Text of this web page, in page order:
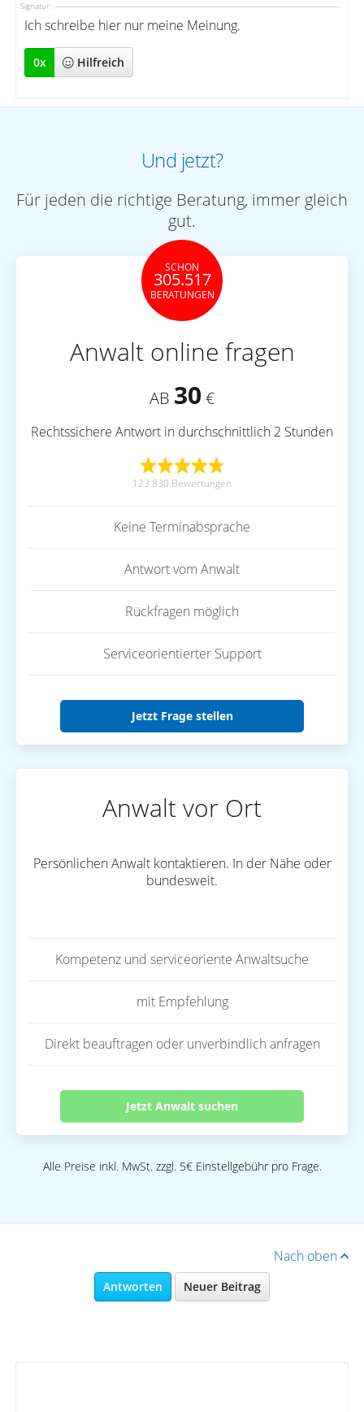
Signatur:
Ich schreibe hier nur meine Meinung.
0x Hilfreich
Und jetzt?
Für jeden die richtige Beratung, immer gleich
gut.
SCHON
305.517
BERATUNGEN
Anwalt online fragen
AB 30 €
Rechtssichere Antwort in durchschnittlich 2 Stunden
123.830 Bewertungen
Keine Terminabsprache
Antwort vom Anwalt
Rückfragen möglich
Serviceorientierter Support
Jetzt Frage stellen
Anwalt vor Ort
Persönlichen Anwalt kontaktieren. In der Nähe oder
bundesweit.
Kompetenz und serviceoriente Anwaltsuche
mit Empfehlung
Direkt beauftragen oder unverbindlich anfragen
Jetzt Anwalt suchen
Alle Preise inkl. MwSt. zzgl. 5€ Einstellgebühr pro Frage.
Nach oben
Antworten Neuer Beitrag